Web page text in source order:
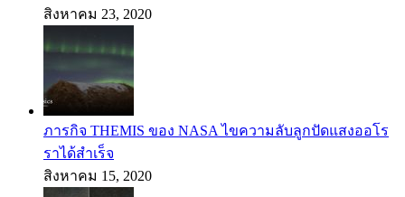
สิงหาคม 23, 2020
ภารกิจ THEMIS ของ NASA ไขความลับลูกปัดแสงออโร
ราได้สำเร็จ
สิงหาคม 15, 2020